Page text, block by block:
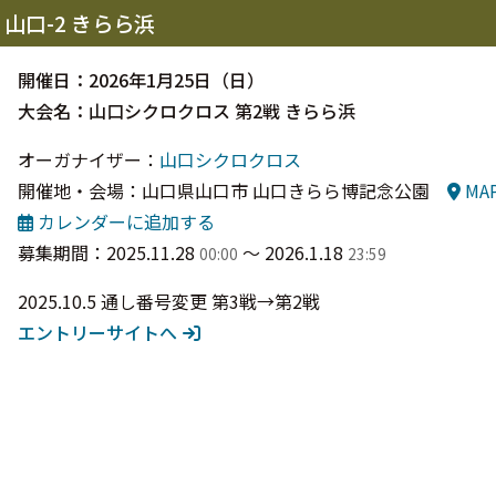
山口-2 きらら浜
開催日：2026年1月25日（日）
大会名：山口シクロクロス 第2戦 きらら浜
オーガナイザー： 山口シクロクロス
開催地・会場：山口県山口市 山口きらら博記念公園
カレンダーに追加する
募集期間：2025.11.28 00:00 〜 2026.1.18 23:59
2025.10.5 通し番号変更 第3戦→第2戦
エントリーサイトへ